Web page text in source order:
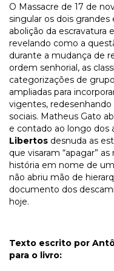
O Massacre de 17 de
singular os dois
abolição da escravatura
revelando como a
durante a mudança de
ordem senhorial, as
categorizações de
ampliadas para
vigentes,
sociais. Matheus Gato
e contado ao longo dos
Libertos desnuda as
que visaram “apagar”
história em nome de um
não abriu mão de
documento dos
hoje.
Texto escrito por
para o livro: